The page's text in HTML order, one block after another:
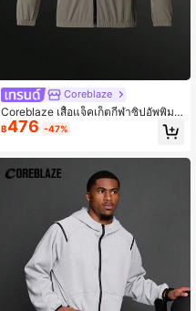
Coreblaze
Coreblaze เสื้อแจ็คเก็ตกีฬาซิปอัพพิมพ์
ลายตัวอักษรสำหรับผู้ชายสไตล์แฟนหนุ่
ม, เสื้อผ้าออกกำลังกาย เสื้อแจ็คเก็ตกีฬา
฿476 -47%